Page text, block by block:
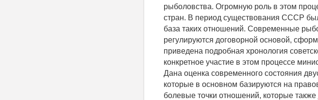
рыболовства. Огромную роль в этом
стран. В период существования СССР
база таких отношений. Современные
регулируются договорной основой,
приведена подробная хронология
конкретное участие в этом процессе
Дана оценка современного состояния
которые в основном базируются на
болевые точки отношений, которые